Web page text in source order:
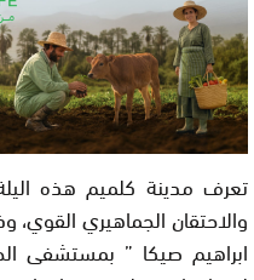
تعرف مدينة كلميم هذه
والاحتقان الجماهيري القوي،
ابراهيم صيكا ” بمستشفى